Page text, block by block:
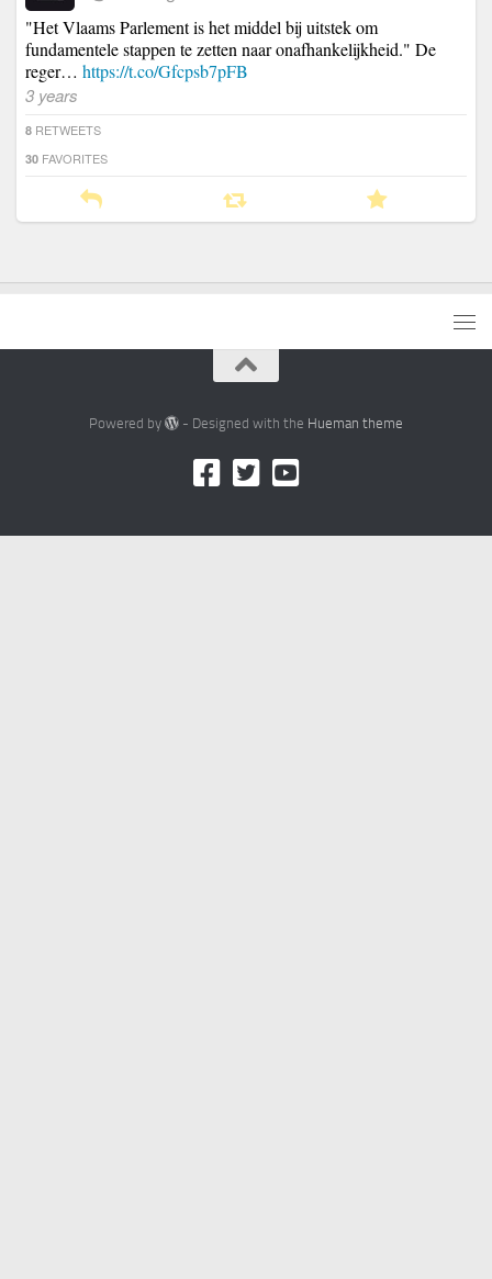
"Het Vlaams Parlement is het middel bij uitstek om
fundamentele stappen te zetten naar onafhankelijkheid." De
reger… https://t.co/Gfcpsb7pFB
3 years
8 RETWEETS
30 FAVORITES
Powered by - Designed with the Hueman theme